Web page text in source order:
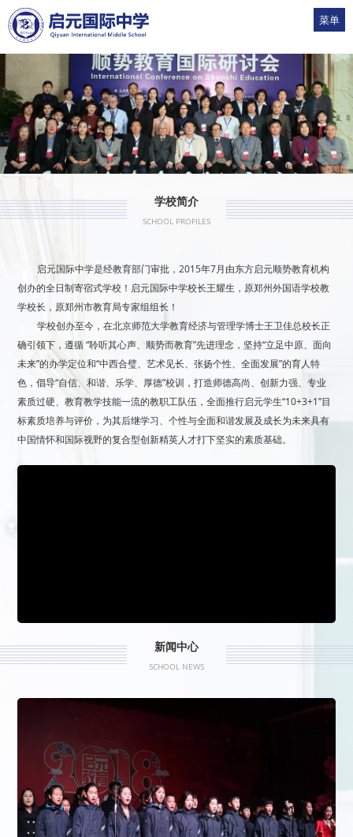
菜单
学校简介
SCHOOL PROFILES
启元国际中学是经教育部门审批，2015年7月由东方启元顺势教育机构
创办的全日制寄宿式学校！启元国际中学校长王耀生，原郑州外国语学校教
学校长，原郑州市教育局专家组组长！
学校创办至今，在北京师范大学教育经济与管理学博士王卫佳总校长正
确引领下，遵循 “聆听其心声、顺势而教育”先进理念，坚持“立足中原、面向
未来”的办学定位和“中西合璧、艺术见长、张扬个性、全面发展”的育人特
色，倡导“自信、和谐、乐学、厚德”校训，打造师德高尚、创新力强、专业
素质过硬、教育教学技能一流的教职工队伍，全面推行启元学生“10+3+1”目
标素质培养与评价，为其后继学习、个性与全面和谐发展及成长为未来具有
中国情怀和国际视野的复合型创新精英人才打下坚实的素质基础。
新闻中心
SCHOOL NEWS